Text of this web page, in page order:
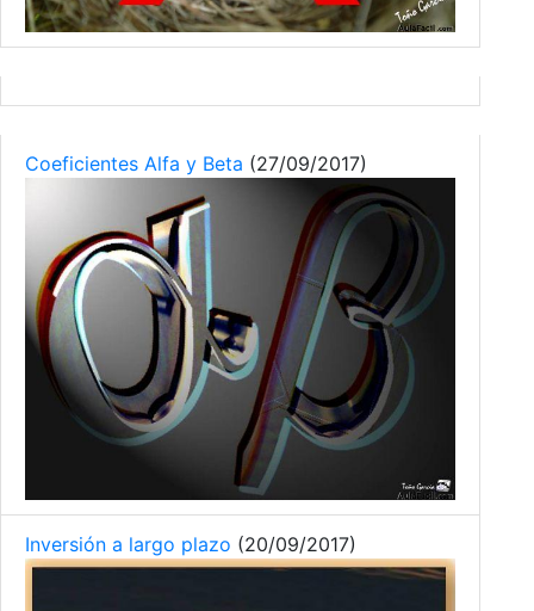
Coeficientes Alfa y Beta (27/09/2017)
Inversión a largo plazo (20/09/2017)